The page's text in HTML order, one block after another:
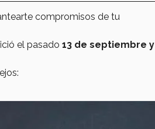
compromisos de tu
el pasado 13 de septiembre y